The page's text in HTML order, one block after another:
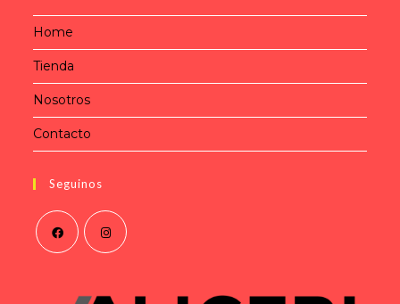
Home
Tienda
Nosotros
Contacto
Seguinos